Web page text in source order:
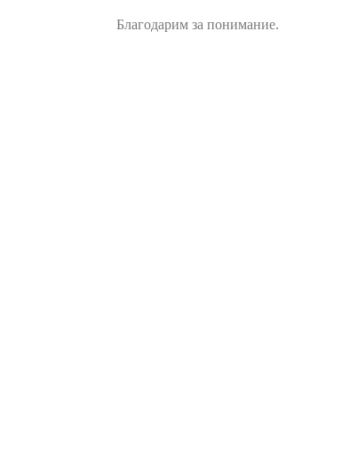
Благодарим за понимание.